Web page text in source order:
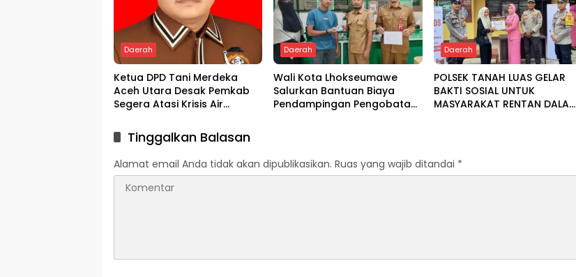
Daerah
Ketua DPD Tani Merdeka
Aceh Utara Desak Pemkab
Segera Atasi Krisis Air
Daerah
Wali Kota Lhokseumawe
Salurkan Bantuan Biaya
Pendampingan Pengobatan
Daerah
POLSEK TANAH LUAS GELAR
BAKTI SOSIAL UNTUK
MASYARAKAT RENTAN DALAM
Tinggalkan Balasan
Alamat email Anda tidak akan dipublikasikan. Ruas yang wajib ditandai *